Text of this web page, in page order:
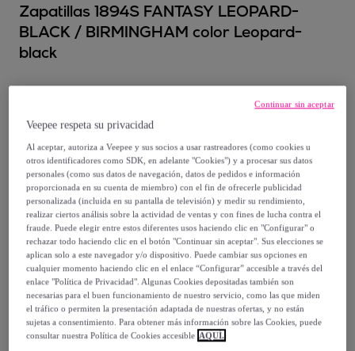
Zapatillas 1894S FANTASY LEOPARD-
BLACK / BIRMINGHAM color Leopard-
black
105,00 €
-40%
Guía de tallas
Vendido porLIFECONCEPT S.L
Entrega
Envío gratis
Veepee respeta su privacidad
Al aceptar, autoriza a Veepee y sus socios a usar rastreadores (como cookies u
otros identificadores como SDK, en adelante "Cookies") y a procesar sus datos
personales (como sus datos de navegación, datos de pedidos e información
proporcionada en su cuenta de miembro) con el fin de ofrecerle publicidad
personalizada (incluida en su pantalla de televisión) y medir su rendimiento,
realizar ciertos análisis sobre la actividad de ventas y con fines de lucha contra el
fraude. Puede elegir entre estos diferentes usos haciendo clic en "Configurar" o
rechazar todo haciendo clic en el botón "Continuar sin aceptar". Sus elecciones se
aplican solo a este navegador y/o dispositivo. Puede cambiar sus opciones en
cualquier momento haciendo clic en el enlace “Configurar” accesible a través del
enlace "Política de Privacidad". Algunas Cookies depositadas también son
necesarias para el buen funcionamiento de nuestro servicio, como las que miden
el tráfico o permiten la presentación adaptada de nuestras ofertas, y no están
sujetas a consentimiento. Para obtener más información sobre las Cookies, puede
consultar nuestra Política de Cookies accesible AQUÍ.
Continuar sin aceptar